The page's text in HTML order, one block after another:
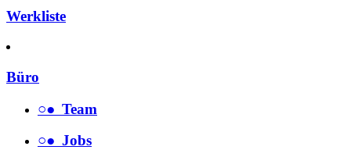
Werkliste
Büro
○● Team
○● Jobs